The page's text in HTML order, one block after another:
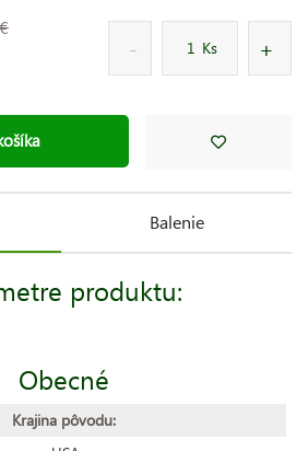
Ks
Balenie
produktu:
Obecné
Krajina pôvodu: